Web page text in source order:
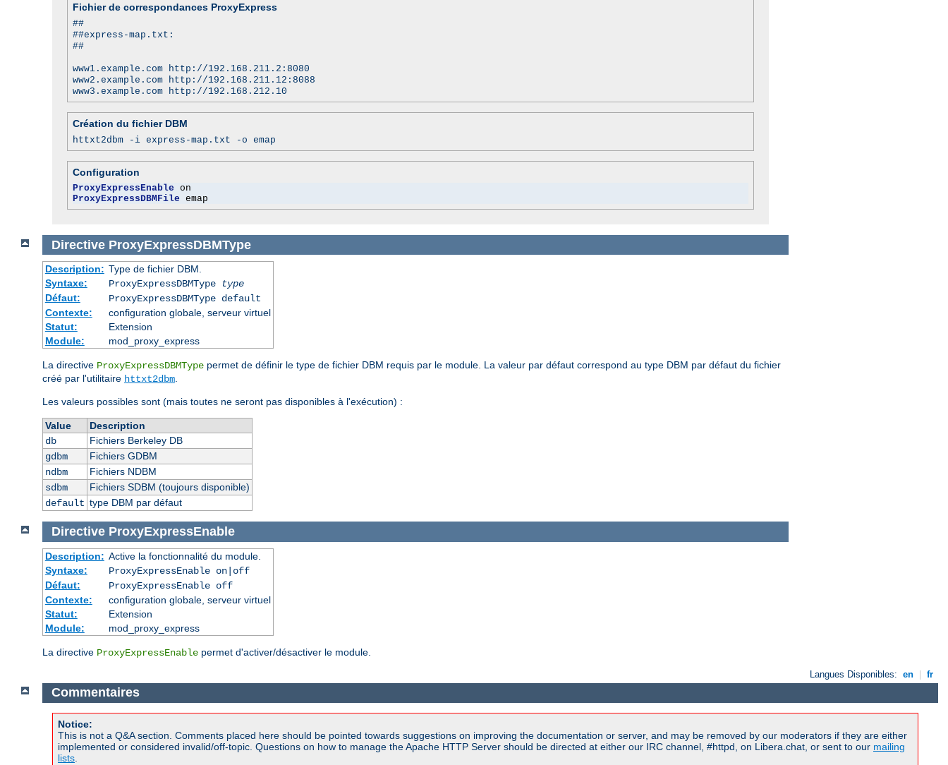
Fichier de correspondances ProxyExpress
##
##express-map.txt:
##
www1.example.com http://192.168.211.2:8080
www2.example.com http://192.168.211.12:8088
www3.example.com http://192.168.212.10
Création du fichier DBM
httxt2dbm -i express-map.txt -o emap
Configuration
ProxyExpressEnable
ProxyExpressDBMFile emap
Directive ProxyExpressDBMType
Description: Type de fichier DBM.
Syntaxe:
ProxyExpressDBMType
type
Défaut:
ProxyExpressDBMType default
Contexte:
configuration globale, serveur virtuel
Statut:
Extension
Module:
mod_proxy_express
La directive ProxyExpressDBMType permet de définir le type de fichier DBM requis par le module. La valeur par défaut correspond au type DBM par défaut du fichier
créé par l'utilitaire httxt2dbm.
Les valeurs possibles sont (mais toutes ne seront pas disponibles à l'exécution) :
Value
Description
db
Fichiers Berkeley DB
gdbm
Fichiers GDBM
ndbm
Fichiers NDBM
sdbm
Fichiers SDBM (toujours disponible)
default type DBM par défaut
Directive ProxyExpressEnable
Description: Active la fonctionnalité du module.
Syntaxe:
ProxyExpressEnable on|off
Défaut:
ProxyExpressEnable off
Contexte:
configuration globale, serveur virtuel
Statut:
Extension
Module:
mod_proxy_express
La directive ProxyExpressEnable permet d'activer/désactiver le module.
Langues Disponibles: en | fr
Commentaires
Notice:
This is not a Q&A section. Comments placed here should be pointed towards suggestions on improving the documentation or server, and may be removed by our moderators if they are either
implemented or considered invalid/off-topic. Questions on how to manage the Apache HTTP Server should be directed at either our IRC channel, #httpd, on Libera.chat, or sent to our mailing
lists